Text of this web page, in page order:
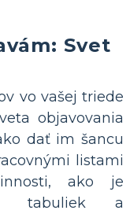
Svet
vo vašej triede
objavovania
dať im šancu
listami
ako je
tabuliek a